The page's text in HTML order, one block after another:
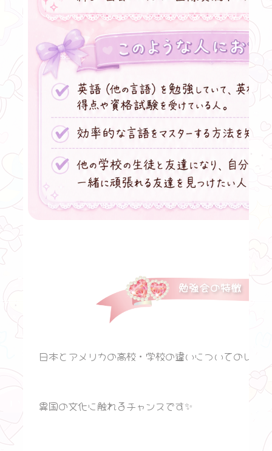
勉強会の特徴
日本とアメリカの高校・学校の違いについてのレク
異国の文化に触れるチャンスです✨